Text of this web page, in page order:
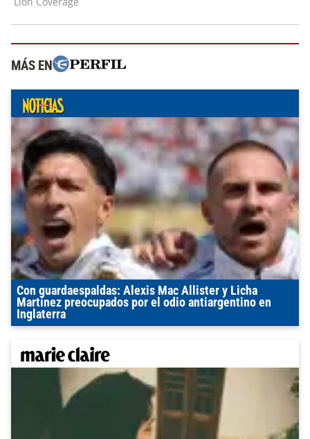
MÁS EN
Con guardaespaldas: Alexis Mac Allister y Licha
Martínez preocupados por el odio antiargentino en
Inglaterra